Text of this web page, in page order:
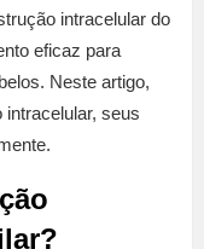
intracelular do
eficaz para
Neste artigo,
seus